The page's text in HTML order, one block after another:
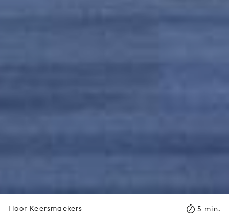
Floor Keersmaekers 5 min.